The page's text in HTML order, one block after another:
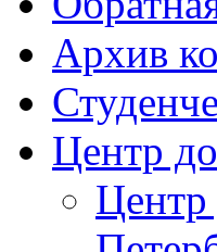
Архив
Центр
Центр